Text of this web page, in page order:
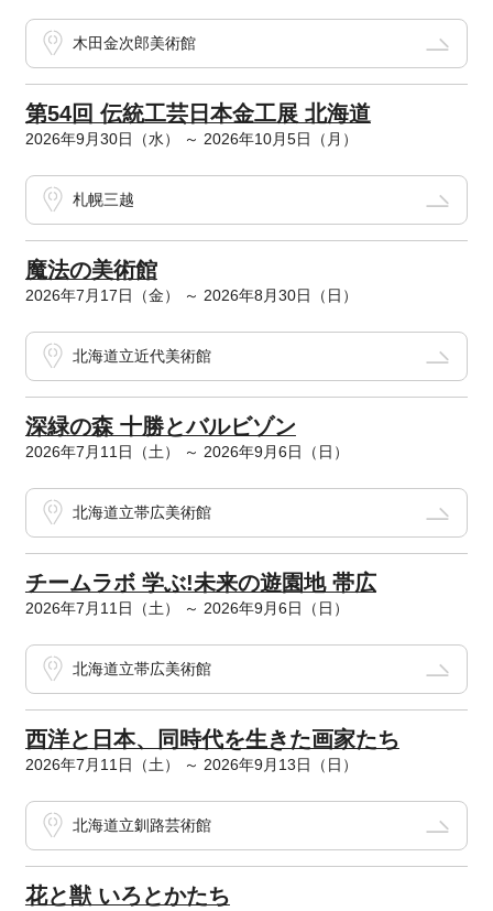
木田金次郎美術館
第54回 伝統工芸日本金工展 北海道
2026年9月30日（水） ～ 2026年10月5日（月）
札幌三越
魔法の美術館
2026年7月17日（金） ～ 2026年8月30日（日）
北海道立近代美術館
深緑の森 十勝とバルビゾン
2026年7月11日（土） ～ 2026年9月6日（日）
北海道立帯広美術館
チームラボ 学ぶ!未来の遊園地 帯広
2026年7月11日（土） ～ 2026年9月6日（日）
北海道立帯広美術館
西洋と日本、同時代を生きた画家たち
2026年7月11日（土） ～ 2026年9月13日（日）
北海道立釧路芸術館
花と獣 いろとかたち